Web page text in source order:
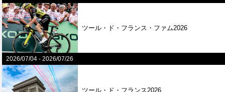
ツール・ド・フランス・ファム2026
2026/07/04 -2026/07/26
ツール・ド・フランス2026